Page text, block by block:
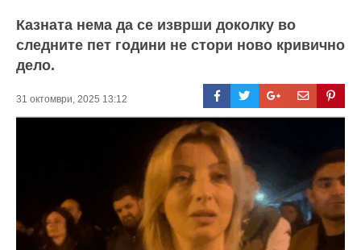
Казната нема да се изврши доколку во
следните пет години не стори ново кривично
дело.
31 октомври, 2025 13:12